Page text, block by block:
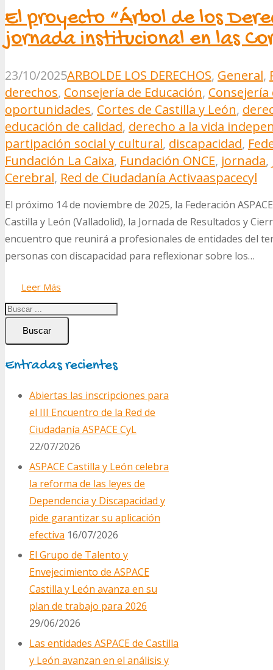
El proyecto “Árbol de los
jornada institucional en las
23/10/2025ARBOLDE LOS DERECHOS, General,
derechos, Consejería de Educación, Consejería
oportunidades, Cortes de Castilla y León,
educación de calidad, derecho a la vida
partipación social y cultural, discapacidad,
Fundación La Caixa, Fundación ONCE, jornada,
Cerebral, Red de Ciudadanía Activaaspacecyl
El próximo 14 de noviembre de 2025, la Federación
Castilla y León (Valladolid), la Jornada de Resultados y
encuentro que reunirá a profesionales de entidades del
personas con discapacidad para reflexionar sobre los…
Leer Más
Buscar
Entradas recientes
Abiertas las inscripciones para
el III Encuentro de la Red de
Ciudadanía ASPACE CyL
22/07/2026
ASPACE Castilla y León celebra
la reforma de las leyes de
Dependencia y Discapacidad y
pide garantizar su aplicación
efectiva 16/07/2026
El Grupo de Talento y
Envejecimiento de ASPACE
Castilla y León avanza en su
plan de trabajo para 2026
29/06/2026
Las entidades ASPACE de Castilla
y León avanzan en el análisis y